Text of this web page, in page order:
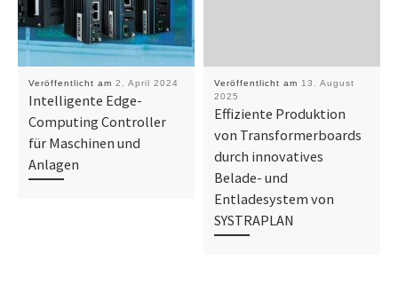
Veröffentlicht am 2. April 2024
Intelligente Edge-
Computing Controller
für Maschinen und
Anlagen
Veröffentlicht am 13. August
2025
Effiziente Produktion
von Transformerboards
durch innovatives
Belade- und
Entladesystem von
SYSTRAPLAN